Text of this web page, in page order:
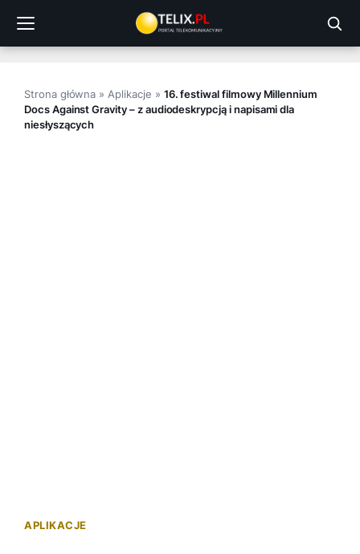
treści
Strona główna » Aplikacje » 16. festiwal filmowy Millennium
Docs Against Gravity – z audiodeskrypcją i napisami dla
niesłyszących
APLIKACJE